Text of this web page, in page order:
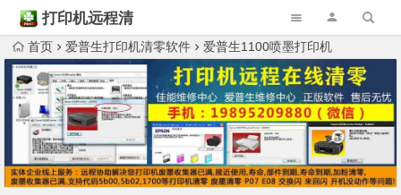
打印机远程清
零首页 爱普生打印机清零软件 爱普生1100喷墨打印机